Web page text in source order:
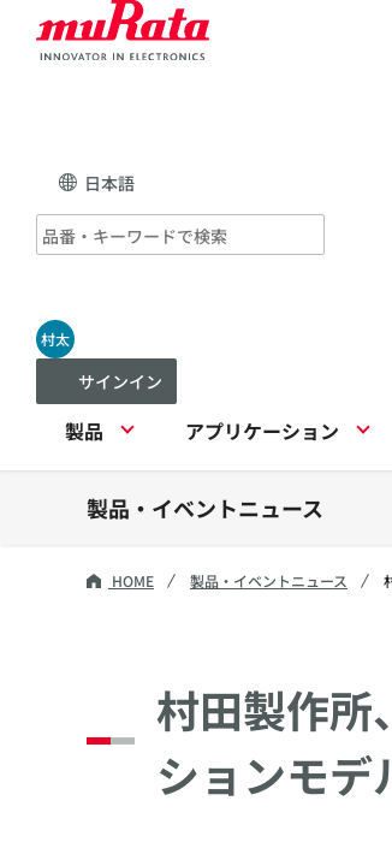
日本語
村太
サインイン
製品 アプリケーション
製品・イベントニュース
HOME 製品・イベントニュース
村田製作
ションモデ